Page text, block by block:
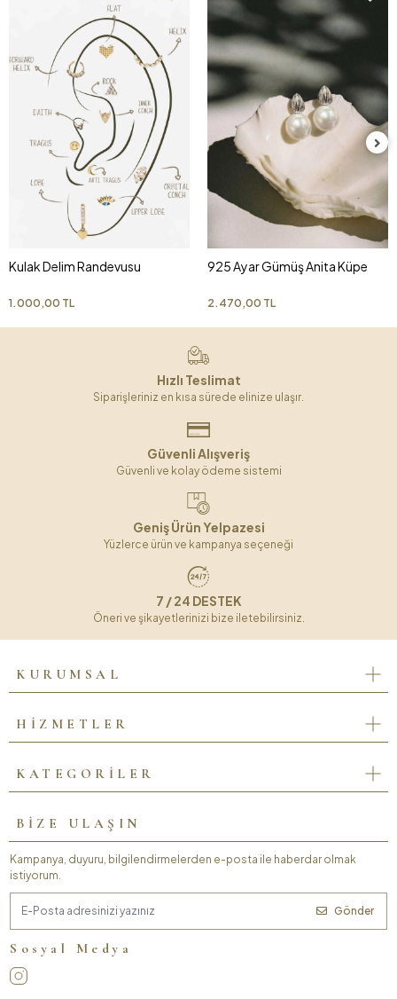
Kulak Delim Randevusu
1.000,00 TL
925 Ayar Gümüş Anita Küpe
2.470,00 TL
Hızlı Teslimat
Siparişleriniz en kısa sürede elinize ulaşır.
Güvenli Alışveriş
Güvenli ve kolay ödeme sistemi
Geniş Ürün Yelpazesi
Yüzlerce ürün ve kampanya seçeneği
7 / 24 DESTEK
Öneri ve şikayetlerinizi bize iletebilirsiniz.
KURUMSAL
HİZMETLER
KATEGORİLER
BİZE ULAŞIN
Kampanya, duyuru, bilgilendirmelerden e-posta ile haberdar olmak
istiyorum.
Gönder
Sosyal Medya